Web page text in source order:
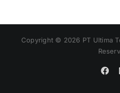
Copyright © 2026 PT Ultima